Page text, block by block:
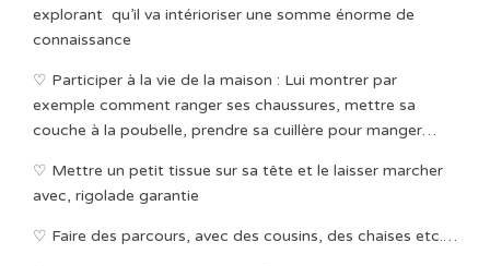
explorant qu’il va intérioriser une somme énorme de
connaissance
♡ Participer à la vie de la maison : Lui montrer par
exemple comment ranger ses chaussures, mettre sa
couche à la poubelle, prendre sa cuillère pour manger…
♡ Mettre un petit tissue sur sa tête et le laisser marcher
avec, rigolade garantie
♡ Faire des parcours, avec des cousins, des chaises etc.…